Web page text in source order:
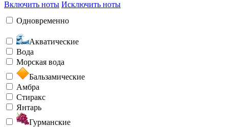
Включить ноты Исключить ноты
Одновременно
Акватические
Вода
Морская вода
Бальзамические
Амбра
Стиракс
Янтарь
Гурманские